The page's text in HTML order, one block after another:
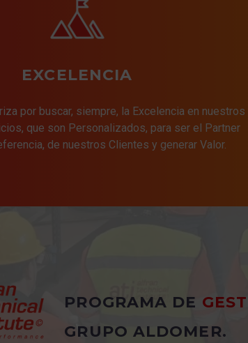
EXCELENCIA
por buscar, siempre, la Excelencia en nuestros
que son Personalizados, para ser el Partner
de nuestros Clientes y generar Valor.
PROGRAMA DE
GRUPO ALDOMER.